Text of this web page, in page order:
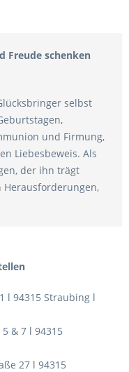
Freude schenken
selbst
und Firmung,
Liebesbeweis. Als
der ihn trägt
Herausforderungen,
l 94315 Straubing l
& 7 l 94315
27 l 94315